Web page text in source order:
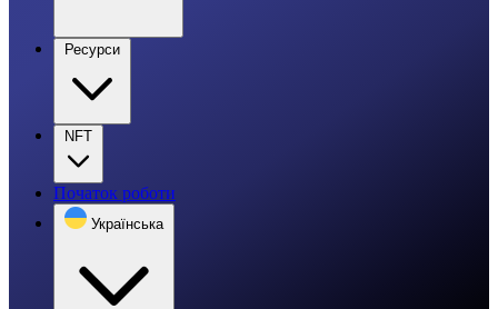
Ресурси
NFT
Початок роботи
Українська